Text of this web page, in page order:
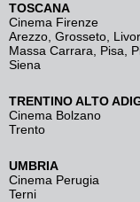
TOSCANA
Cinema Firenze
Arezzo Grosseto
Massa Carrara
Pisa
Siena
TRENTINO ALTO
Cinema Bolzano
Trento
UMBRIA
Cinema Perugia
Terni